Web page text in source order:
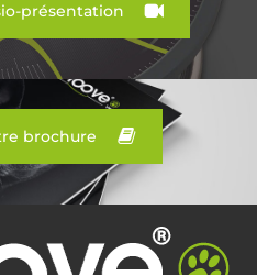
présentation
brochure